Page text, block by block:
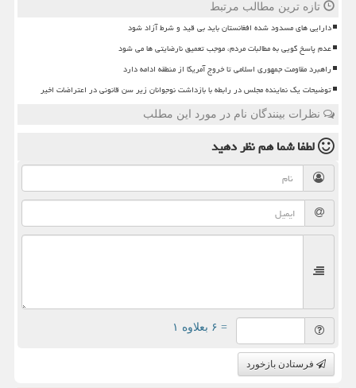
تازه ترین مطالب مرتبط
دارایی های مسدود شده افغانستان باید بی قید و شرط آزاد شود
عدم پاسخ گویی به مطالبات مردم، موجب تعمیق نارضایتی ها می شود
راهبرد مقاومت جمهوری اسلامی تا خروج آمریکا از منطقه ادامه دارد
توضیحات یک نماینده مجلس در رابطه با بازداشت نوجوانان زیر سن قانونی در اعتراضات اخیر
نظرات بینندگان نام در مورد این مطلب
لطفا شما همنظر دهید
= ۶ بعلاوه ۱
فرستادن بازخورد